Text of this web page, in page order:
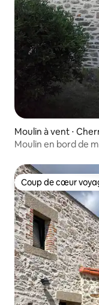
Moulin à vent ⋅
Coup de cœur
Coup de cœur